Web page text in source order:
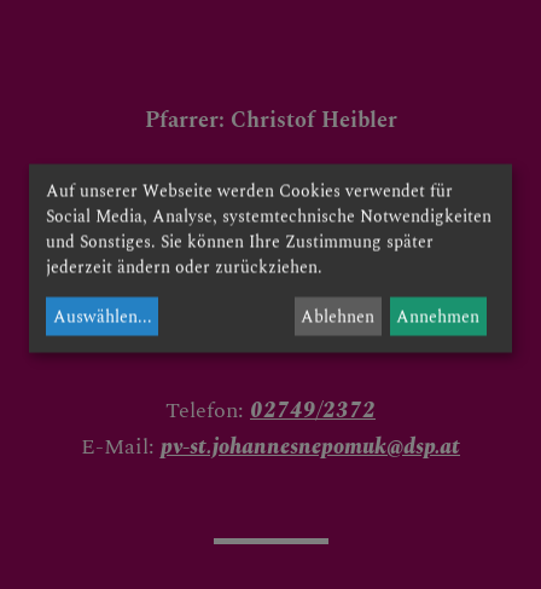
UNSERE PFARREN
SAKRAMENTE
Pfarrer: Christof Heibler
Pfarrsekretärin: Claudia Dolezal
Krankenstandsvertretung: Claudia Hiesberger
Prinzersdorfer Straße 1
3388 Markersdorf
Telefon: 02749/2372
E-Mail: pv-st.johannesnepomuk@dsp.at
Auf unserer Webseite werden Cookies verwendet für
Social Media, Analyse, systemtechnische Notwendigkeiten
und Sonstiges. Sie können Ihre Zustimmung später
jederzeit ändern oder zurückziehen.
Auswählen... Ablehnen Annehmen